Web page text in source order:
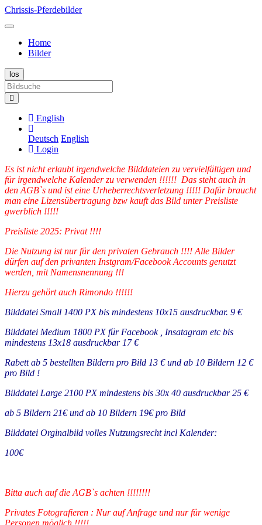
Chrissis-Pferdebilder
Home
Bilder
English
Deutsch English
Login
Es ist nicht erlaubt irgendwelche Bilddateien zu vervielfältigen und
für irgendwelche Kalender zu verwenden !!!!!! Das steht auch in
den AGB`s und ist eine Urheberrechtsverletzung !!!!! Dafür braucht
man eine Lizensübertragung bzw kauft das Bild unter Preisliste
gwerblich !!!!!
Preisliste 2025: Privat !!!!
Die Nutzung ist nur für den privaten Gebrauch !!!! Alle Bilder
dürfen auf den privanten Instgram/Facebook Accounts genutzt
werden, mit Namensnennung !!!
Hierzu gehört auch Rimondo !!!!!!
Bilddatei Small 1400 PX bis mindestens 10x15 ausdruckbar. 9 €
Bilddatei Medium 1800 PX für Facebook , Insatagram etc bis
mindestens 13x18 ausdruckbar 17 €
Rabett ab 5 bestellten Bildern pro Bild 13 € und ab 10 Bildern 12 €
pro Bild !
Bilddatei Large 2100 PX mindestens bis 30x 40 ausdruckbar 25 €
ab 5 Bildern 21€ und ab 10 Bildern 19€ pro Bild
Bilddatei Orginalbild volles Nutzungsrecht incl Kalender:
100€
Bitta auch auf die AGB`s achten !!!!!!!!
Privates Fotografieren : Nur auf Anfrage und nur für wenige
Personen möglich !!!!!